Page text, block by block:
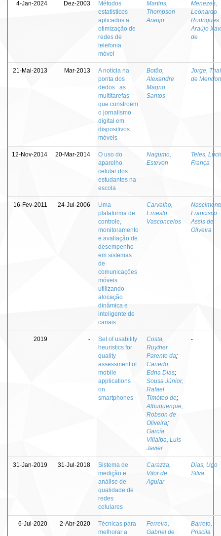
4-Jan-2024 Dez-2003
Métodos
estatísticos
aplicados a
otimização de
redes de
telefonia
móvel
Martins,
Thompson
Araujo
Menezes,
Leonardo
Rodrigues
Araújo
de
21-Mai-2013 Mar-2013
A notícia na
ponta dos
dedos : as
multitarefas
que constroem
o jornalismo
digital em
dispositivos
móveis
Botão,
Alexandre
Magno
Santos
Jorge,
de
12-Nov-2014 20-Mar-2014
O uso do
aparelho
celular dos
estudantes na
escola
Nagumo,
Estevon
Teles,
França
16-Fev-2011 24-Jul-2006
Uma
plataforma de
controle,
monitoramento
e avaliação de
desempenho
em sistemas
de
comunicações
móveis
utilizando
alocação
dinâmica e
inteligente de
canais
Carvalho,
Ernesto
Vasconcelos
Francisco
Assis de
Oliveira
2019 -
Set of usability
heuristics for
quality
assessment of
mobile
applications
on
smartphones
Costa,
Ruyther
Parente da;
Canedo,
Edna Dias;
Sousa Júnior,
Rafael
Timóteo de;
Albuquerque,
Robson de
Oliveira;
García
Villalba, Luis
Javier
-
31-Jan-2019 31-Jul-2018
Sistema de
medição e
análise de
qualidade de
redes
celulares
Carazza,
Vitor de
Aguiar
Dias, Ugo
Silva
6-Jul-2020 2-Abr-2020
Técnicas para
melhorar a
Ferreira,
Gabriel de
Barreto,
Priscila